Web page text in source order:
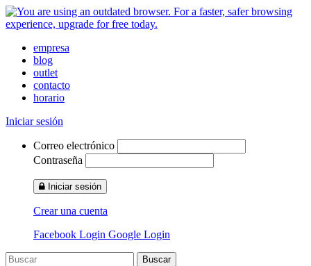
empresa
blog
outlet
contacto
horario
Iniciar sesión
Correo electrónico
Contraseña
Iniciar sesión
Crear una cuenta
Facebook Login Google Login
Buscar